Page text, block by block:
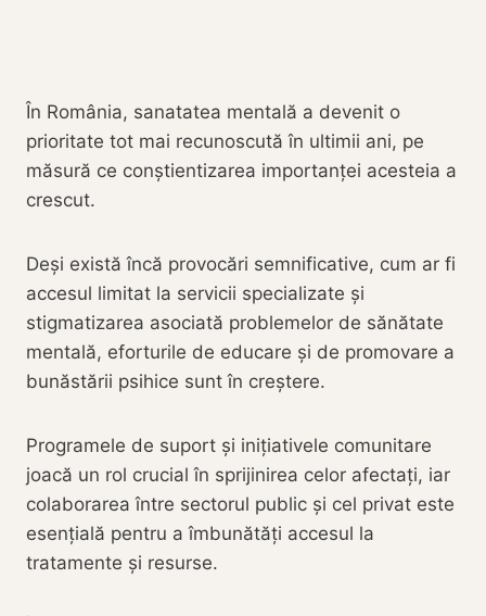
În România, sanatatea mentală a devenit o
prioritate tot mai recunoscută în ultimii ani, pe
măsură ce conștientizarea importanței acesteia a
crescut.
Deși există încă provocări semnificative, cum ar fi
accesul limitat la servicii specializate și
stigmatizarea asociată problemelor de sănătate
mentală, eforturile de educare și de promovare a
bunăstării psihice sunt în creștere.
Programele de suport și inițiativele comunitare
joacă un rol crucial în sprijinirea celor afectați, iar
colaborarea între sectorul public și cel privat este
esențială pentru a îmbunătăți accesul la
tratamente și resurse.